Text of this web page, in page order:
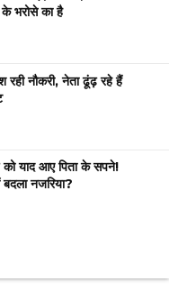
भरोसे का है
रही नौकरी, नेता ढूंढ़ रहे हैं
को याद आए पिता के सपने!
नजरिया?